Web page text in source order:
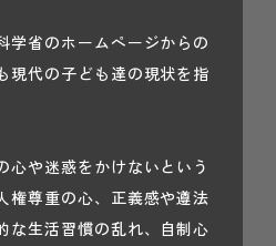
学省のホームページからの
現代の子ども達の現状を指
心や迷惑をかけないという
権尊重の心、正義感や遵法
な生活習慣の乱れ、自制心